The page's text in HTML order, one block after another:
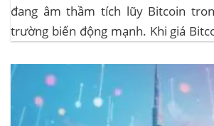
đang âm thầm tích lũy Bitcoin
trường biến động mạnh. Khi giá
khiến hơn 185 triệu USD vị thế mua